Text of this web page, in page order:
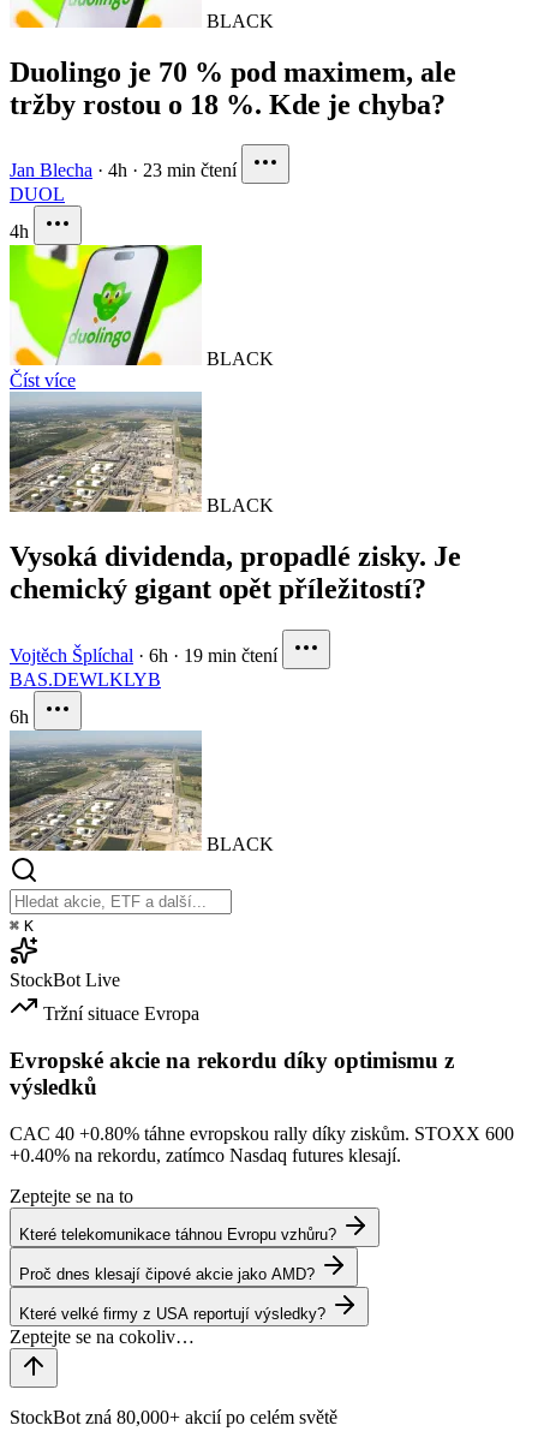
BLACK
Duolingo je 70 % pod maximem, ale
tržby rostou o 18 %. Kde je chyba?
Jan Blecha · 4h · 23 min čtení
DUOL
4h
BLACK
Číst více
BLACK
Vysoká dividenda, propadlé zisky. Je
chemický gigant opět příležitostí?
Vojtěch Šplíchal · 6h · 19 min čtení
BAS.DEWLKLYB
6h
BLACK
⌘ K
StockBot Live
Tržní situace Evropa
Evropské akcie na rekordu díky optimismu z
výsledků
CAC 40 +0.80% táhne evropskou rally díky ziskům. STOXX 600
+0.40% na rekordu, zatímco Nasdaq futures klesají.
Zeptejte se na to
Které telekomunikace táhnou Evropu vzhůru?
Proč dnes klesají čipové akcie jako AMD?
Které velké firmy z USA reportují výsledky?
StockBot zná 80,000+ akcií po celém světě